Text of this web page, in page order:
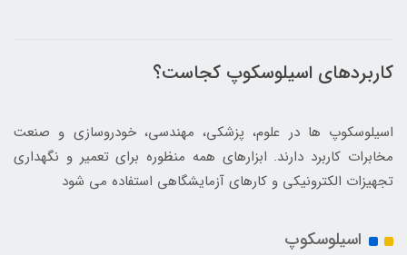
کاربردهای اسیلوسکوپ کجاست؟
اسیلوسکوپ ها در علوم، پزشکی، مهندسی، خودروسازی و صنعت
مخابرات کاربرد دارند. ابزارهای همه منظوره برای تعمیر و نگهداری
تجهیزات الکترونیکی و کارهای آزمایشگاهی استفاده می شود
اسیلوسکوپ